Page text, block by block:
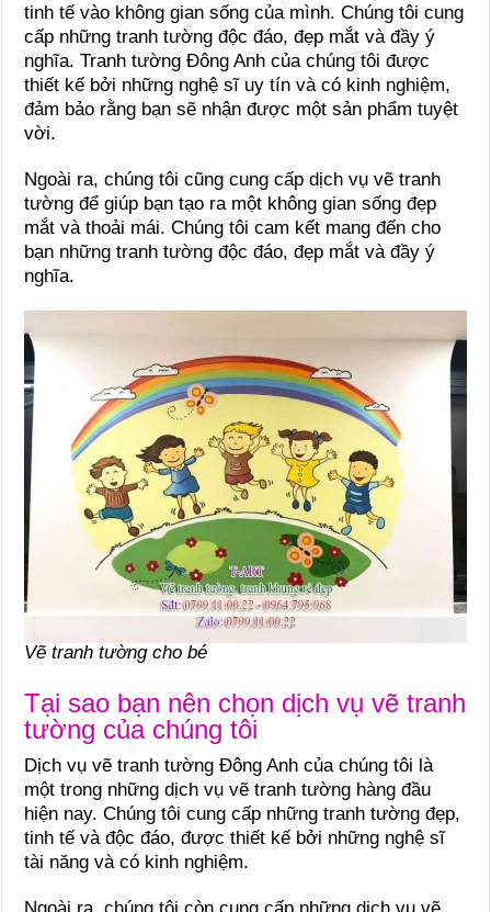
tinh tế vào không gian sống của mình. Chúng tôi cung
cấp những tranh tường độc đáo, đẹp mắt và đầy ý
nghĩa. Tranh tường Đông Anh của chúng tôi được
thiết kế bởi những nghệ sĩ uy tín và có kinh nghiệm,
đảm bảo rằng bạn sẽ nhận được một sản phẩm tuyệt
vời.
Ngoài ra, chúng tôi cũng cung cấp dịch vụ vẽ tranh
tường để giúp bạn tạo ra một không gian sống đẹp
mắt và thoải mái. Chúng tôi cam kết mang đến cho
bạn những tranh tường độc đáo, đẹp mắt và đầy ý
nghĩa.
Vẽ tranh tường cho bé
Tại sao bạn nên chọn dịch vụ vẽ tranh
tường của chúng tôi
Dịch vụ vẽ tranh tường Đông Anh của chúng tôi là
một trong những dịch vụ vẽ tranh tường hàng đầu
hiện nay. Chúng tôi cung cấp những tranh tường đẹp,
tinh tế và độc đáo, được thiết kế bởi những nghệ sĩ
tài năng và có kinh nghiệm.
Ngoài ra, chúng tôi còn cung cấp những dịch vụ vẽ